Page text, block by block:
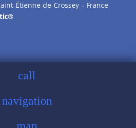
Étienne-de-Crossey – France
call
navigation
call
navigation